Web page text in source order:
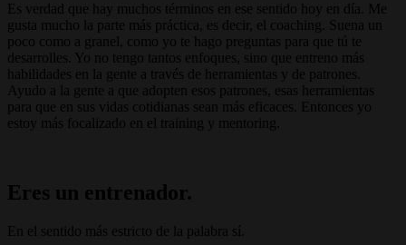
Es verdad que hay muchos términos en ese sentido hoy en día. Me
gusta mucho la parte más práctica, es decir, el coaching. Suena un
poco como a granel, como yo te hago preguntas para que tú te
desarrolles. Yo no tengo tantos enfoques, sino que entreno más
habilidades en la gente a través de herramientas y de patrones.
Ayudo a la gente a que adopten esos patrones, esas herramientas
para que en sus vidas cotidianas sean más eficaces. Entonces yo
estoy más focalizado en el training y mentoring.
Eres un entrenador.
En el sentido más estricto de la palabra sí.